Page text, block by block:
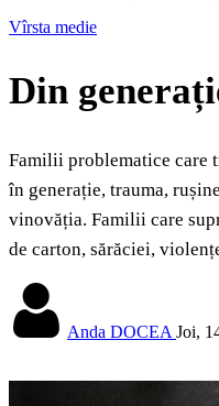
Vîrsta medie
Din
Familii problematice care
în generație, trauma,
vinovăția. Familii care
de carton, sărăciei,
Anda DOCEA Joi,